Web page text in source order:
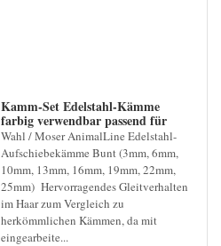
Kamm-Set Edelstahl-Kämme
farbig verwendbar passend für
1230 1854
Wahl / Moser AnimalLine Edelstahl-
Aufschiebekämme Bunt (3mm, 6mm,
10mm, 13mm, 16mm, 19mm, 22mm,
25mm) Hervorragendes Gleitverhalten
im Haar zum Vergleich zu
herkömmlichen Kämmen, da mit
eingearbeite...